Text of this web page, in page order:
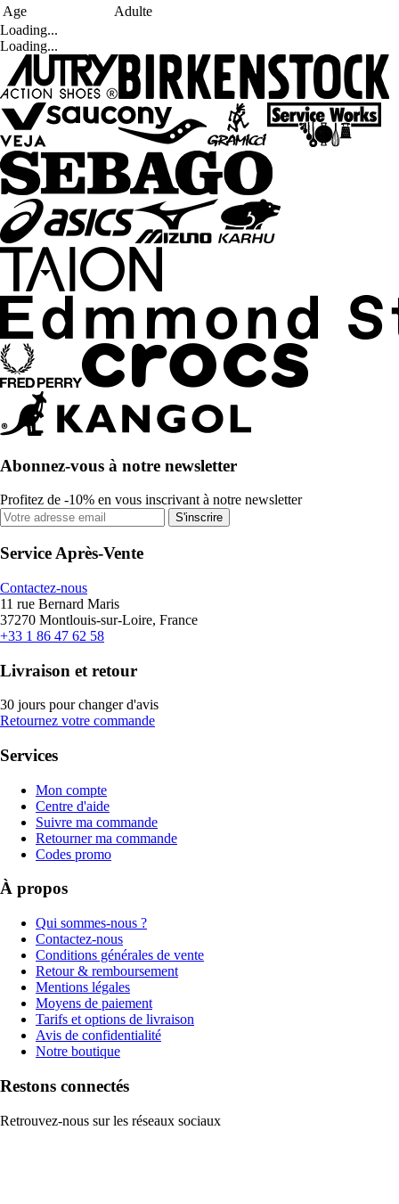
Age
Adulte
Loading...
Loading...
Abonnez-vous à notre newsletter
Profitez de -10% en vous inscrivant à notre newsletter
S'inscrire
Service Après-Vente
Contactez-nous
11 rue Bernard Maris
37270 Montlouis-sur-Loire, France
+33 1 86 47 62 58
Livraison et retour
30 jours pour changer d'avis
Retournez votre commande
Services
Mon compte
Centre d'aide
Suivre ma commande
Retourner ma commande
Codes promo
À propos
Qui sommes-nous ?
Contactez-nous
Conditions générales de vente
Retour & remboursement
Mentions légales
Moyens de paiement
Tarifs et options de livraison
Avis de confidentialité
Notre boutique
Restons connectés
Retrouvez-nous sur les réseaux sociaux